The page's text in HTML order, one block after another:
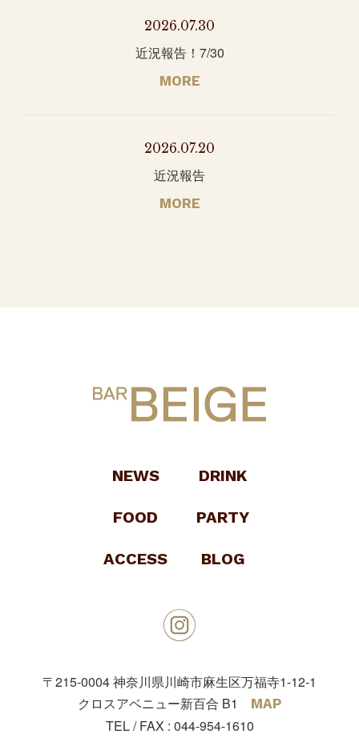
2026.07.30
近況報告！7/30
MORE
2026.07.20
近況報告
MORE
NEWS DRINK
FOOD PARTY
ACCESS BLOG
〒215-0004神奈川県川崎市麻生区万福寺1-12-1
クロスアベニュー新百合 B1
MAP
TEL / FAX : 044-954-1610